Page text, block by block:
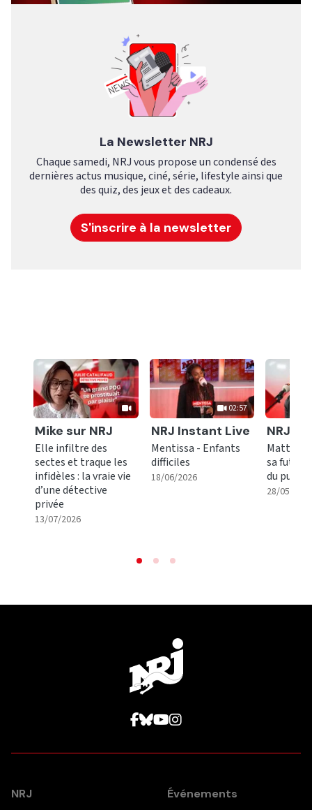
La Newsletter NRJ
Chaque samedi, NRJ vous propose un condensé des
dernières actus musique, ciné, série, lifestyle ainsi que
des quiz, des jeux et des cadeaux.
S'inscrire à la newsletter
Ecouter
Mike sur NRJ
Elle infiltre des
sectes et traque les
infidèles : la vraie vie
d’une détective
privée
13/07/2026
02:57
Ecouter
NRJ Instant Live
Mentissa - Enfants
difficiles
18/06/2026
NRJ
Matt
sa
du
28/05/
NRJ Événements